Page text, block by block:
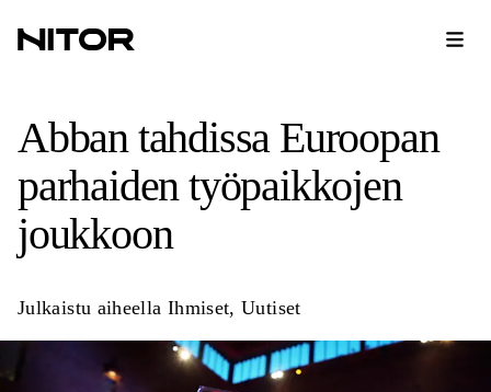
Abban tahdissa Euroopan
parhaiden työpaikkojen
joukkoon
Julkaistu aiheella Ihmiset, Uutiset